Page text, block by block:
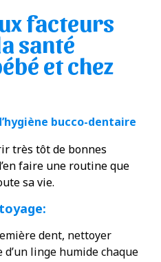
facteurs
santé
et chez
bucco-dentaire
très tôt de bonnes
faire une routine que
sa vie.
dent, nettoyer
d’un linge humide chaque